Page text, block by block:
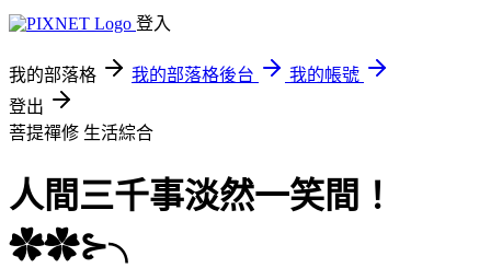
登入
我的部落格 我的部落格後台
我的帳號
登出
菩提禪修 生活綜合
人間三千事淡然一笑間！
✿✿⊱╮